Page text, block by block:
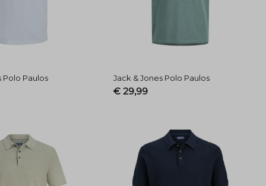
Polo Paulos Jack & Jones Polo Paulos
€ 29,99